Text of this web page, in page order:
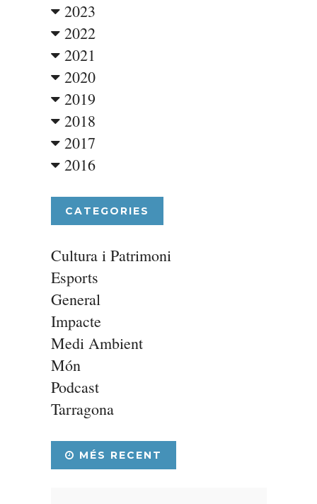
2023
2022
2021
2020
2019
2018
2017
2016
CATEGORIES
Cultura i Patrimoni
Esports
General
Impacte
Medi Ambient
Món
Podcast
Tarragona
MÉS RECENT